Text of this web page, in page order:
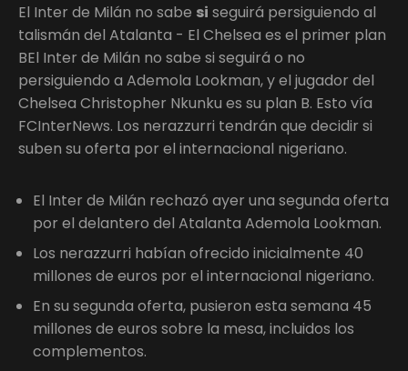
El Inter de Milán no sabe si seguirá persiguiendo al
talismán del Atalanta - El Chelsea es el primer plan
BEl Inter de Milán no sabe si seguirá o no
persiguiendo a Ademola Lookman, y el jugador del
Chelsea Christopher Nkunku es su plan B. Esto vía
FCInterNews. Los nerazzurri tendrán que decidir si
suben su oferta por el internacional nigeriano.
El Inter de Milán rechazó ayer una segunda oferta
por el delantero del Atalanta Ademola Lookman.
Los nerazzurri habían ofrecido inicialmente 40
millones de euros por el internacional nigeriano.
En su segunda oferta, pusieron esta semana 45
millones de euros sobre la mesa, incluidos los
complementos.